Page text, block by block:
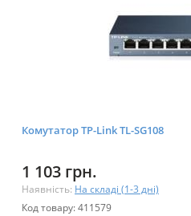
Комутатор TP-Link TL-SG108
1 103 грн.
Наявність: На складі (1-3 дні)
Код товару: 411579